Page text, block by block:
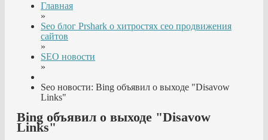
Главная
»
Seo блог Prshark о хитростях сео продвижения
сайтов
»
SEO новости
»
Seo новости: Bing объявил о выходе "Disavow
Links"
Bing объявил о выходе "Disavow
Links"